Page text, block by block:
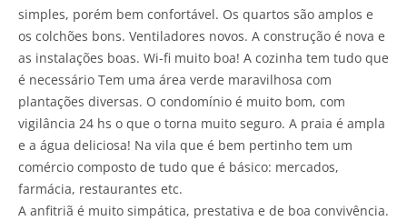
simples, porém bem confortável. Os quartos são amplos e
os colchões bons. Ventiladores novos. A construção é nova e
as instalações boas. Wi-fi muito boa! A cozinha tem tudo que
é necessário Tem uma área verde maravilhosa com
plantações diversas. O condomínio é muito bom, com
vigilância 24 hs o que o torna muito seguro. A praia é ampla
e a água deliciosa! Na vila que é bem pertinho tem um
comércio composto de tudo que é básico: mercados,
farmácia, restaurantes etc.
A anfitriã é muito simpática, prestativa e de boa convivência.